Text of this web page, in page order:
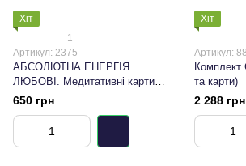
Хіт
1
Артикул: 2375
АБСОЛЮТНА ЕНЕРГІЯ
ЛЮБОВІ. Медитативні карти
для Душі
650 грн
Хіт
Артикул:
та карти)
2 288 грн